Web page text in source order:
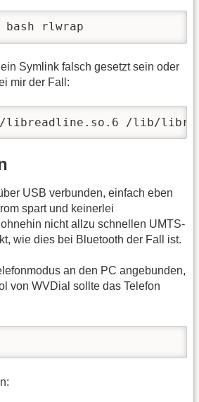
bash rlwrap
Symlink falsch gesetzt sein oder
mir der Fall:
/lib/
USB verbunden, einfach eben
spart und keinerlei
nicht allzu schnellen UMTS-
wie dies bei Bluetooth der Fall ist.
an den PC angebunden,
von WVDial sollte das Telefon